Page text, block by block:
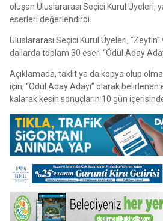
oluşan Uluslararası Seçici Kurul Üyeleri,
eserleri değerlendirdi.
Uluslararası Seçici Kurul Üyeleri,
dallarda toplam 30 eseri “Ödül Aday
Açıklamada, taklit ya da kopya olup
için, “Ödül Aday Adayı” olarak
kalarak kesin sonuçların 10 gün